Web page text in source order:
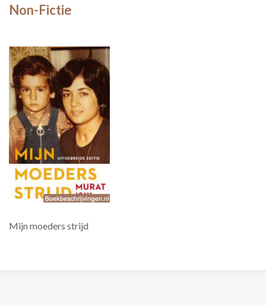
Non-Fictie
Mijn moeders strijd